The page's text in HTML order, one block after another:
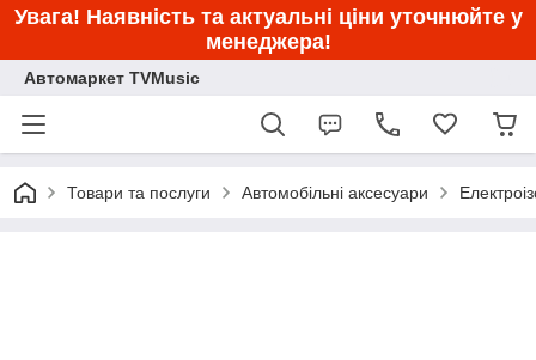
Увага! Наявність та актуальні ціни уточнюйте у
менеджера!
Автомаркет TVMusic
Товари та послуги Автомобільні аксесуари